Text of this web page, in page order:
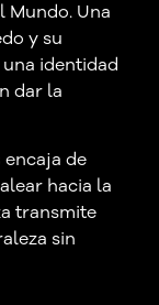
Mundo. Una
y su
identidad
dar la
encaja de
hacia la
transmite
sin